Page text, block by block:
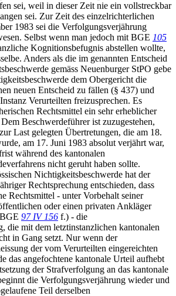
sei, weil in dieser Zeit nie ein vollstreckbar
sei. Zur Zeit des einzelrichterlichen
1983 sei die Verfolgungsverjährung
Selbst wenn man jedoch mit BGE 105
Kognitionsbefugnis abstellen wollte,
Anders als die im genannten Entscheid
gemäss Neuenburger StPO gebe
dem Obergericht die
neuen Entscheid zu fällen (§ 437) und
Verurteilten freizusprechen. Es
Rechtsmittel ein sehr erheblicher
Beschwerdeführer ist zuzugestehen,
Last gelegten Übertretungen, die am 18.
am 17. Juni 1983 absolut verjährt war,
während des kantonalen
nicht geruht haben sollte.
Nichtigkeitsbeschwerde hat der
Rechtsprechung entschieden, dass
Rechtsmittel - unter Vorbehalt seiner
oder einen privaten Ankläger
97 IV 156 f.) - die
die mit dem letztinstanzlichen kantonalen
in Gang setzt. Nur wenn der
der vom Verurteilten eingereichten
das angefochtene kantonale Urteil aufhebt
der Strafverfolgung an das kantonale
die Verfolgungsverjährung wieder und
Teil derselben